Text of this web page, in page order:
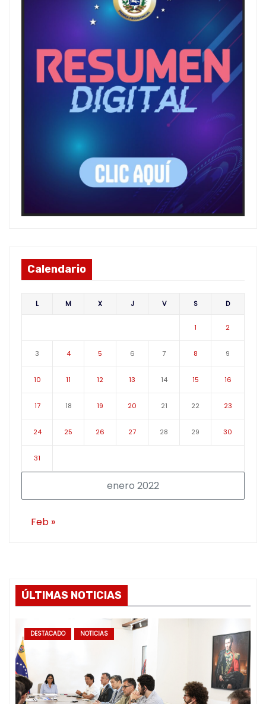
Calendario
enero 2022
L M X J V S D
1 2
3 4 5 6 7 8 9
10 11 12 13 14 15 16
17 18 19 20 21 22 23
24 25 26 27 28 29 30
31
Feb »
ÚLTIMAS NOTICIAS
DESTACADO NOTICIAS